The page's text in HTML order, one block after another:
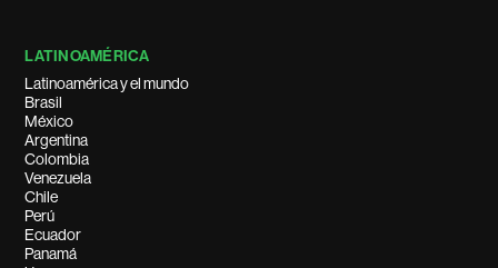
LATINOAMÉRICA
Latinoamérica y el mundo
Brasil
México
Argentina
Colombia
Venezuela
Chile
Perú
Ecuador
Panamá